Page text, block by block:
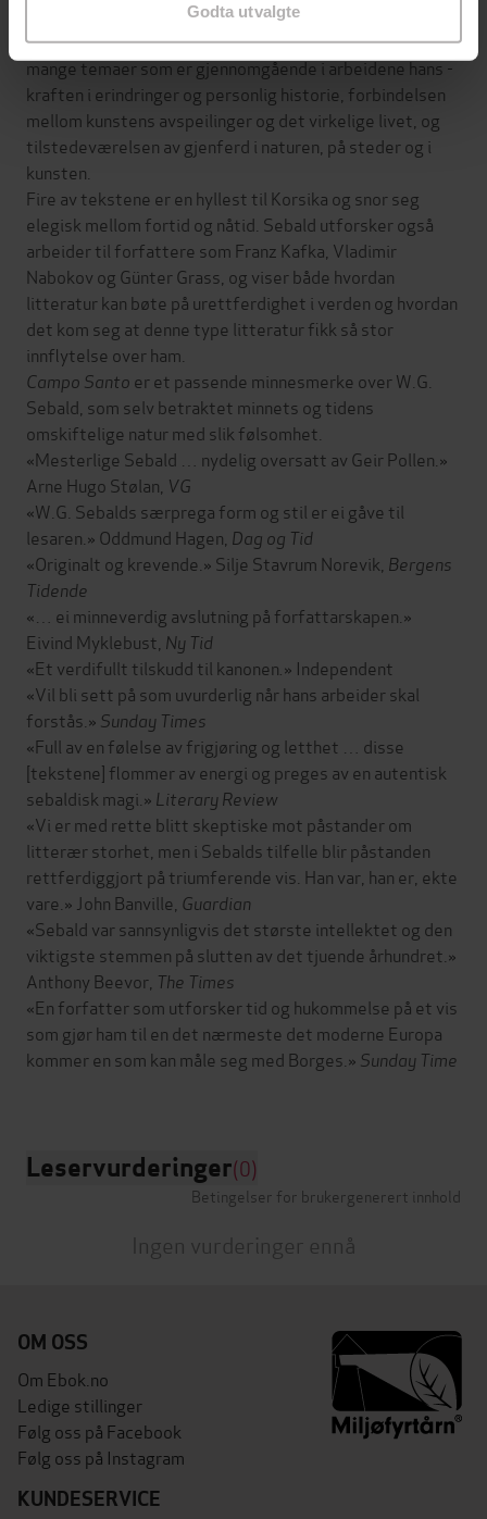
Godta utvalgte
Denne siste samlingen av tekster som W. G. Sebald
etterlot seg, inneholder dyptpløyende betraktninger om
mange temaer som er gjennomgående i arbeidene hans -
kraften i erindringer og personlig historie, forbindelsen
mellom kunstens avspeilinger og det virkelige livet, og
tilstedeværelsen av gjenferd i naturen, på steder og i
kunsten.
Fire av tekstene er en hyllest til Korsika og snor seg
elegisk mellom fortid og nåtid. Sebald utforsker også
arbeider til forfattere som Franz Kafka, Vladimir
Nabokov og Günter Grass, og viser både hvordan
litteratur kan bøte på urettferdighet i verden og hvordan
det kom seg at denne type litteratur fikk så stor
innflytelse over ham.
Campo Santo er et passende minnesmerke over W.G.
Sebald, som selv betraktet minnets og tidens
omskiftelige natur med slik følsomhet.
«Mesterlige Sebald … nydelig oversatt av Geir Pollen.»
Arne Hugo Stølan, VG
«W.G. Sebalds særprega form og stil er ei gåve til
lesaren.» Oddmund Hagen, Dag og Tid
«Originalt og krevende.» Silje Stavrum Norevik, Bergens
Tidende
«… ei minneverdig avslutning på forfattarskapen.»
Eivind Myklebust, Ny Tid
«Et verdifullt tilskudd til kanonen » Independent
«Vil bli sett på som uvurderlig når hans arbeider skal
forstås.» Sunday Times
«Full av en følelse av frigjøring og letthet … disse
[tekstene] flommer av energi og preges av en autentisk
sebaldisk magi.» Literary Review
«Vi er med rette blitt skeptiske mot påstander om
litterær storhet, men i Sebalds tilfelle blir påstanden
rettferdiggjort på triumferende vis. Han var, han er, ekte
vare.» John Banville, Guardian
«Sebald var sannsynligvis det største intellektet og den
viktigste stemmen på slutten av det tjuende århundret.»
Anthony Beevor, The Times
«En forfatter som utforsker tid og hukommelse på et vis
som gjør ham til en det nærmeste det moderne Europa
kommer en som kan måle seg med Borges.» Sunday Time
Leservurderinger(0)
Betingelser for brukergenerert innhold
Ingen vurderinger ennå
OM OSS
Om Ebok.no
Ledige stillinger
Følg oss på Facebook
Følg oss på Instagram
KUNDESERVICE